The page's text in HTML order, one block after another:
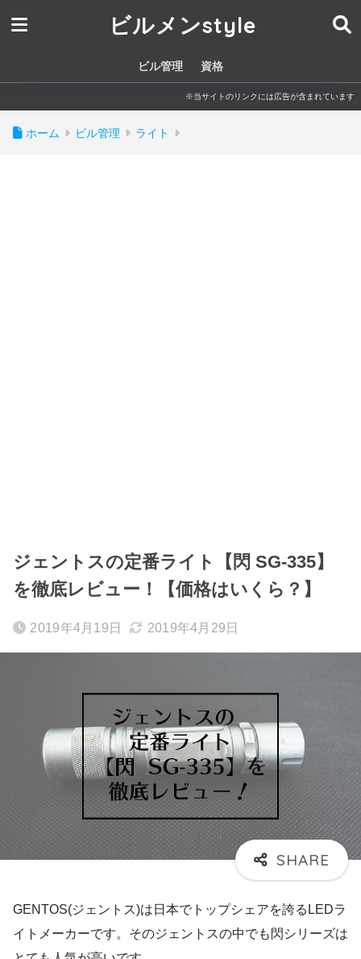
ビルメンstyle
ビル管理 資格
※当サイトのリンクには広告が含まれています
ホーム ビル管理 ライト
ジェントスの定番ライト【閃 SG-335】
を徹底レビュー！【価格はいくら？】
2019年4月19日 2019年4月29日
GENTOS(ジェントス)は日本でトップシェアを誇るLEDラ
イトメーカーです。そのジェントスの中でも閃シリーズは